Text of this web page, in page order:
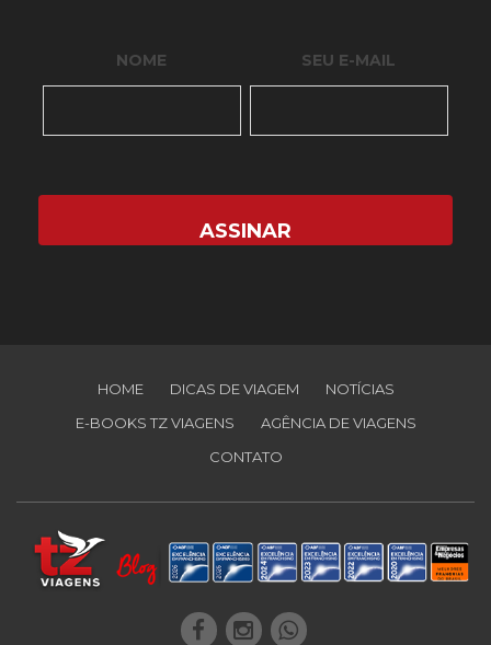
NOME SEU E-MAIL
HOME DICAS DE VIAGEM
NOTÍCIAS
E-BOOKS TZ VIAGENS
AGÊNCIA DE VIAGENS
CONTATO